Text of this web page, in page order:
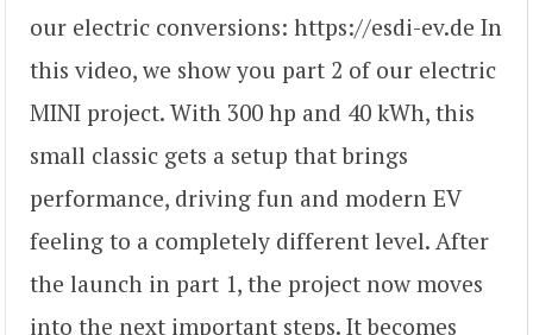
our electric conversions: https://esdi-ev.de In
this video, we show you part 2 of our electric
MINI project. With 300 hp and 40 kWh, this
small classic gets a setup that brings
performance, driving fun and modern EV
feeling to a completely different level. After
the launch in part 1, the project now moves
into the next important steps. It becomes